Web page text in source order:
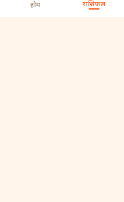
होम राशिफल